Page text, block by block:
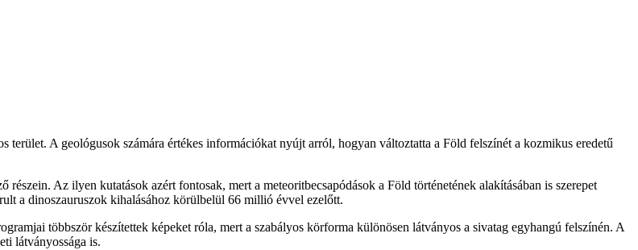
terület. A geológusok számára értékes információkat nyújt arról, hogyan változtatta a Föld felszínét a kozmikus eredetű
Az ilyen kutatások azért fontosak, mert a meteoritbecsapódások a Föld történetének alakításában is szerepet
a dinoszauruszok kihalásához körülbelül 66 millió évvel ezelőtt.
többször készítettek képeket róla, mert a szabályos körforma különösen látványos a sivatag egyhangú felszínén. A
látványossága is.